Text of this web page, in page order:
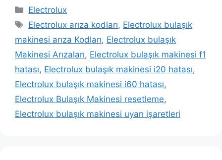
Kategoriler
Electrolux
Etiketler
Electrolux arıza kodları, Electrolux bulaşık
makinesi arıza Kodları, Electrolux bulaşık
Makinesi Arızaları, Electrolux bulaşık makinesi f1
hatası, Electrolux bulaşık makinesi i20 hatası,
Electrolux bulaşık makinesi i60 hatası,
Electrolux Bulaşık Makinesi resetleme,
Electrolux bulaşık makinesi uyarı işaretleri